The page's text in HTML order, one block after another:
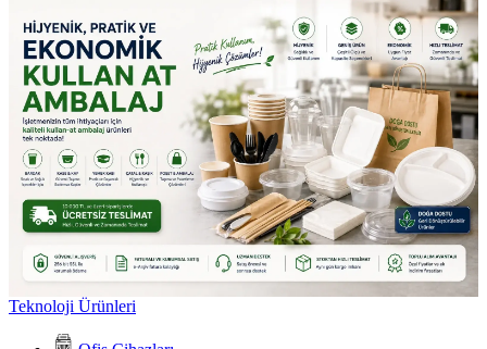
Teknoloji Ürünleri